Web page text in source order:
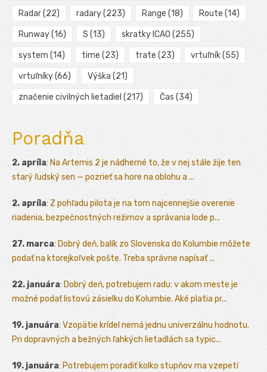
Radar(22) radary(223) Range (18) Route (14)
Runway(16) S (13) skratky ICAO (255)
system (14) time (23) trate (23) vrtuľník(55)
vrtuľníky(66) Výška (21)
značenie civilných lietadiel (217) Čas (34)
Poradňa
2. apríla: Na Artemis 2 je nádherné to, že v nej stále žije ten
starý ľudský sen — pozrieť sa hore na oblohu a ...
2. apríla: Z pohľadu pilota je na tom najcennejšie overenie
riadenia, bezpečnostných režimov a správania lode p...
27. marca: Dobrý deň, balík zo Slovenska do Kolumbie môžete
podať na ktorejkoľvek pošte. Treba správne napísať ...
22. januára: Dobrý deň, potrebujem radu: v akom meste je
možné podať listovú zásielku do Kolumbie. Aké platia pr...
19. januára: Vzopätie krídel nemá jednu univerzálnu hodnotu.
Pri dopravných a bežných ľahkých lietadlách sa typic...
19. januára: Potrebujem poradiť kolko stupňov ma vzepetí